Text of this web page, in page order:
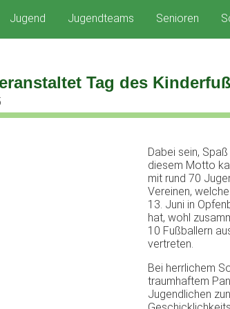
Jugend Jugendteams Senioren
Tag des
Dabei sein,
diesem Motto
mit rund 70
Vereinen,
13. Juni in
hat, wohl
10 Fußballern
vertreten.
Bei herrlichem
traumhaftem
Jugendlichen